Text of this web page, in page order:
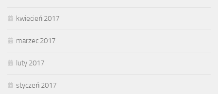
kwiecień 2017
marzec 2017
luty 2017
styczeń 2017